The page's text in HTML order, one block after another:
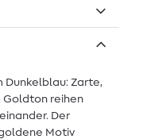
Zarte,
Goldton reihen
Der
Motiv